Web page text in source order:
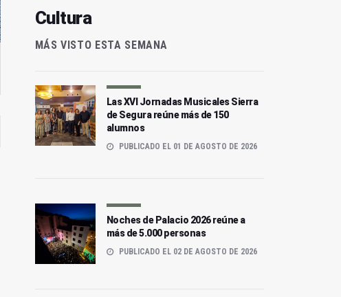
Cultura
MÁS VISTO ESTA SEMANA
Las XVI Jornadas Musicales Sierra
de Segura reúne más de 150
alumnos
PUBLICADO EL 01 DE AGOSTO DE 2026
Noches de Palacio 2026 reúne a
más de 5.000 personas
PUBLICADO EL 02 DE AGOSTO DE 2026